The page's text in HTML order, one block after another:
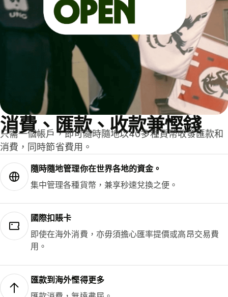
消費、匯款、收款兼慳錢
只需一個帳戶，即可隨時隨地以40多種貨幣收發匯款和
消費，同時節省費用。
隨時隨地管理你在世界各地的資金。
集中管理各種貨幣，兼享秒速兌換之便。
國際扣賬卡
即使在海外消費，亦毋須擔心匯率提價或高昂交易費
用。
匯款到海外慳得更多